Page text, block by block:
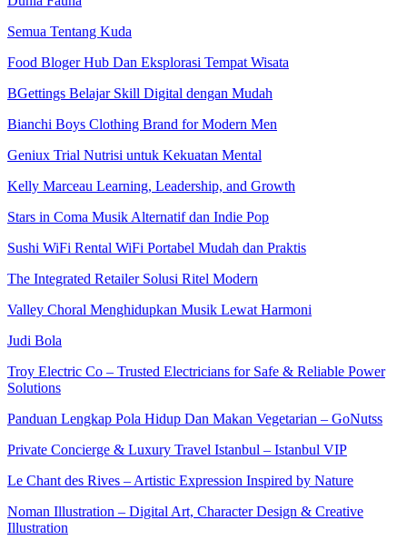
Semua Tentang Kuda
Food Bloger Hub Dan Eksplorasi Tempat Wisata
BGettings Belajar Skill Digital dengan Mudah
Bianchi Boys Clothing Brand for Modern Men
Geniux Trial Nutrisi untuk Kekuatan Mental
Kelly Marceau Learning, Leadership, and Growth
Stars in Coma Musik Alternatif dan Indie Pop
Sushi WiFi Rental WiFi Portabel Mudah dan Praktis
The Integrated Retailer Solusi Ritel Modern
Valley Choral Menghidupkan Musik Lewat Harmoni
Judi Bola
Troy Electric Co – Trusted Electricians for Safe & Reliable Power
Solutions
Panduan Lengkap Pola Hidup Dan Makan Vegetarian – GoNutss
Private Concierge & Luxury Travel Istanbul – Istanbul VIP
Le Chant des Rives – Artistic Expression Inspired by Nature
Noman Illustration – Digital Art, Character Design & Creative
Illustration